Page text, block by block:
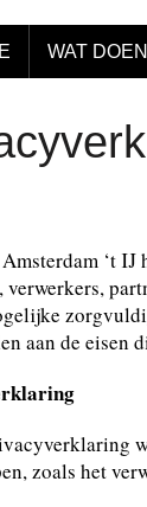
WAT
‘t IJ
verwerkers,
aan de eisen
zoals het